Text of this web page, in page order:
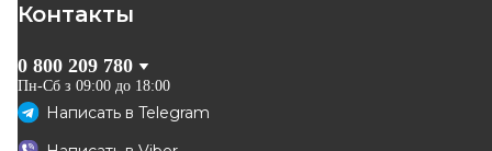
LINEX
Контакты
0 800 209 780
Пн-Сб з 09:00 до 18:00
Написать в Telegram